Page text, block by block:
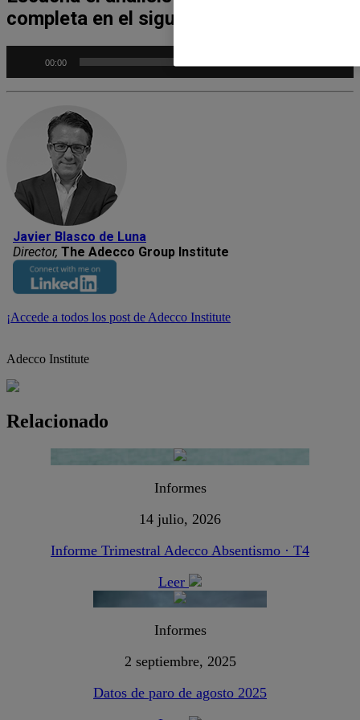
completa en el siguiente Podcast
audio
00:00
Javier Blasco de Luna
Director, The Adecco Group Institute
¡Accede a todos los post de Adecco Institute
Adecco Institute
Relacionado
Informes
14 julio, 2026
Informe Trimestral Adecco Absentismo · T4
Leer
Informes
2 septiembre, 2025
Datos de paro de agosto 2025